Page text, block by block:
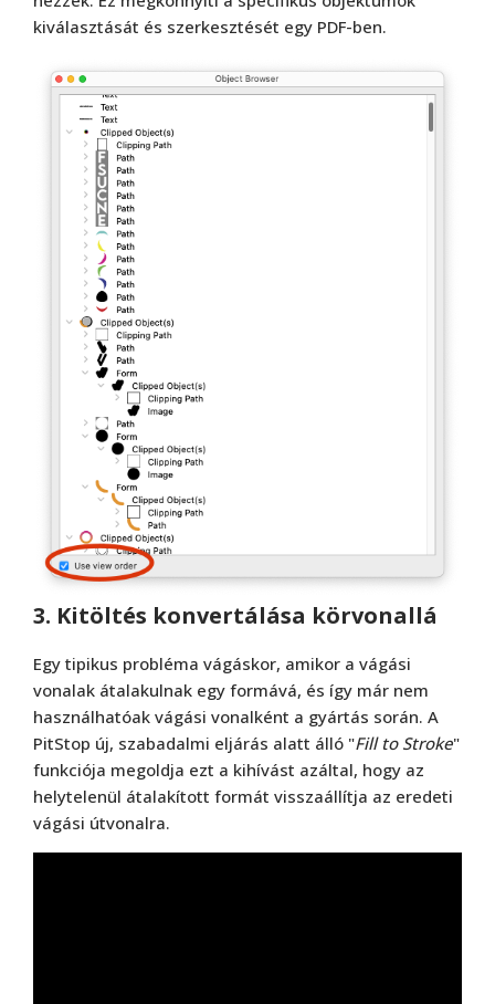
kiválasztását és szerkesztését egy PDF-ben.
3. Kitöltés konvertálása körvonallá
Egy tipikus probléma vágáskor, amikor a vágási
vonalak átalakulnak egy formává, és így már nem
használhatóak vágási vonalként a gyártás során. A
PitStop új, szabadalmi eljárás alatt álló "Fill to Stroke"
funkciója megoldja ezt a kihívást azáltal, hogy az
helytelenül átalakított formát visszaállítja az eredeti
vágási útvonalra.